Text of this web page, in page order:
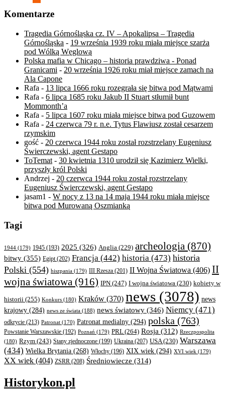
Komentarze
Tragedia Górnośląska cz. IV – Apokalipsa – Tragedia
Górnośląska - 19 września 1939 roku miała miejsce szarża
pod Wólką Węglową
Polska mafia w Chicago – historia prawdziwa - Ponad
Granicami - 20 września 1926 roku miał miejsce zamach na
Ala Capone
Rafa - 13 lipca 1666 roku rozegrała się bitwa pod Mątwami
Rafa - 6 lipca 1685 roku Jakub II Stuart stłumił bunt
Mommonth’a
Rafa - 5 lipca 1607 roku miała miejsce bitwa pod Guzowem
Rafa - 24 czerwca 79 r. n.e. Tytus Flawiusz został cesarzem
rzymskim
gość - 20 czerwca 1944 roku został rozstrzelany Eugeniusz
Świerczewski, agent Gestapo
ToTemat - 30 kwietnia 1310 urodził się Kazimierz Wielki,
przyszły król Polski
Andrzej - 20 czerwca 1944 roku został rozstrzelany
Eugeniusz Świerczewski, agent Gestapo
jasam1 - W nocy z 13 na 14 maja 1944 roku miała miejsce
bitwa pod Murowaną Oszmianką
Tagi
1944 (179) 1945 (193) 2025 (326) Anglia (229) archeologia (870)
bitwy (355) Egipt(202) Francja (442) historia (473) historia
Polski (554) hiszpania (179) III Rzesza (201) II Wojna Światowa (406) II
wojna światowa (916) IPN (247) I wojna światowa (230) kobiety w
historii (255) Konkurs (180) Kraków (370) news (3078) news
krajowy (284) news ze świata (188) news światowy (346) Niemcy (471)
odkrycie (213) Patronat (170) Patronat medialny (294) polska (763)
Powstanie Warszawskie (192) Poznań (179) PRL(264) Rosja (312) Rzeczpospolita
(180) Rzym (243) Stany zjednoczone (199) Ukraina (207) USA(230) Warszawa
(434) Wielka Brytania (268) Włochy (196) XIX wiek (294) XVI wiek (179)
XX wiek (404) ZSRR (208) Średniowiecze (314)
Historykon.pl